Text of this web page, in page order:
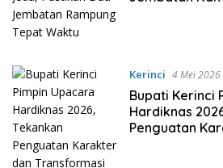
Kerinci 4 Mei 2026
Bupati Kerinci
Hardiknas
Penguatan